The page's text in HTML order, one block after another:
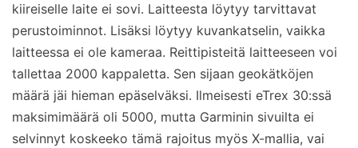
kiireiselle laite ei sovi. Laitteesta löytyy tarvittavat
perustoiminnot. Lisäksi löytyy kuvankatselin, vaikka
laitteessa ei ole kameraa. Reittipisteitä laitteeseen voi
tallettaa 2000 kappaletta. Sen sijaan geokätköjen
määrä jäi hieman epäselväksi. Ilmeisesti eTrex 30:ssä
maksimimäärä oli 5000, mutta Garminin sivuilta ei
selvinnyt koskeeko tämä rajoitus myös X-mallia, vai